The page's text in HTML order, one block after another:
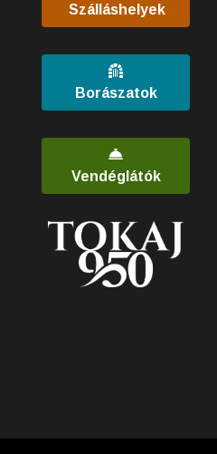
Szálláshelyek
Borászatok
Vendéglátók